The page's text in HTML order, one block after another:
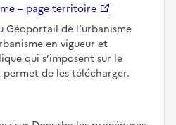
– page territoire
Géoportail de l’urbanisme
en vigueur et
qui s’imposent sur le
de les télécharger.